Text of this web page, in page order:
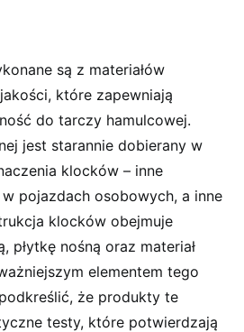
są z materiałów
które zapewniają
do tarczy hamulcowej.
jest starannie dobierany w
klocków – inne
w pojazdach osobowych, a inne
klocków obejmuje
płytkę nośną oraz materiał
elementem tego
że produkty te
testy, które potwierdzają